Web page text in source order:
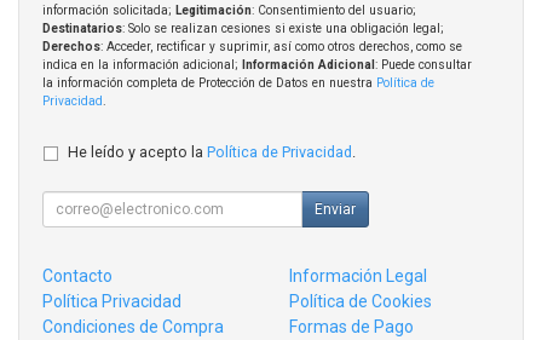
información solicitada; Legitimación: Consentimiento del usuario;
Destinatarios: Solo se realizan cesiones si existe una obligación legal;
Derechos: Acceder, rectificar y suprimir, así como otros derechos, como se
indica en la información adicional;
Información Adicional : Puede consultar
la información completa de Protección de Datos en nuestra Política de
Privacidad
He leído y acepto la Política de Privacidad
Enviar
Contacto
Información Legal
Política Privacidad
Política de Cookies
Condiciones de Compra
Formas de Pago